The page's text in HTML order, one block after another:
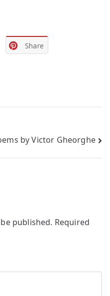
Share
by Victor Gheorghe
published. Required